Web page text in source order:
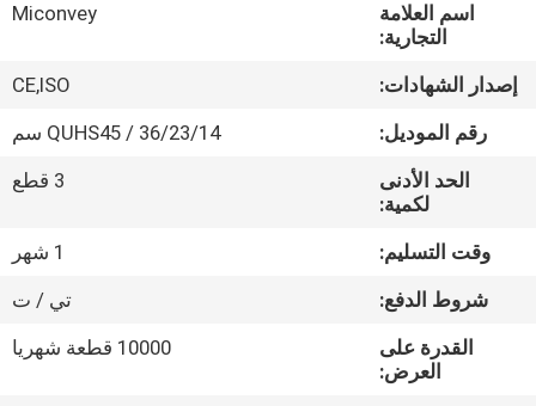
جولة
المعمل
ضبط
اتصل
اسم العلامة
التجارية:
Miconvey
إصدار الشهادات:
CE,ISO
رقم الموديل:
QUHS45 / 36/23/14 سم
الحد الأدنى
لكمية:
3 قطع
وقت التسليم:
1 شهر
شروط الدفع:
تي / ت
القدرة على
العرض:
10000 قطعة شهريا